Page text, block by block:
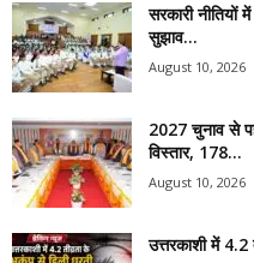
सरकारी नीतियों
सुझाव...
August 10, 2026
2027 चुनाव से
विस्तार, 178...
August 10, 2026
उत्तरकाशी में